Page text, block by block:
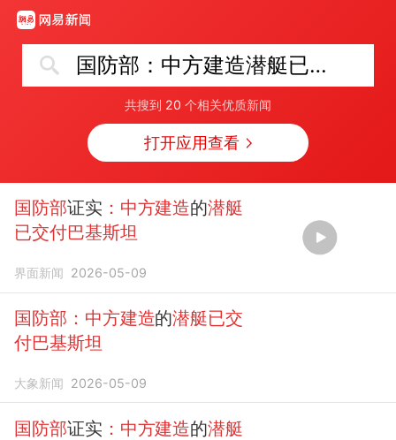
国防部：中方建造潜艇已交付巴基斯坦
共搜到 20 个相关优质新闻
打开应用查看
国防部证实 ：中方建造的潜艇
已交付巴基斯坦
界面新闻 2026-05-09
国防部：中方建造的潜艇已交
付巴基斯坦
大象新闻 2026-05-09
国防部证实 ：中方建造的潜艇